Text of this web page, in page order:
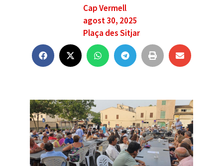
Cap Vermell
agost 30, 2025
Plaça des Sitjar